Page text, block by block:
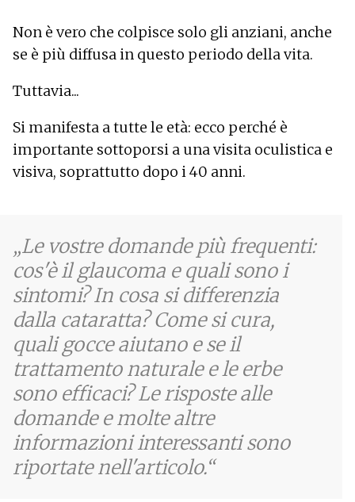
Non è vero che colpisce solo gli anziani, anche
se è più diffusa in questo periodo della vita.
Tuttavia...
Si manifesta a tutte le età: ecco perché è
importante sottoporsi a una visita oculistica e
visiva, soprattutto dopo i 40 anni.
Le vostre domande più frequenti:
cos'è il glaucoma e quali sono i
sintomi? In cosa si differenzia
dalla cataratta? Come si cura,
quali gocce aiutano e se il
trattamento naturale e le erbe
sono efficaci? Le risposte alle
domande e molte altre
informazioni interessanti sono
riportate nell'articolo.